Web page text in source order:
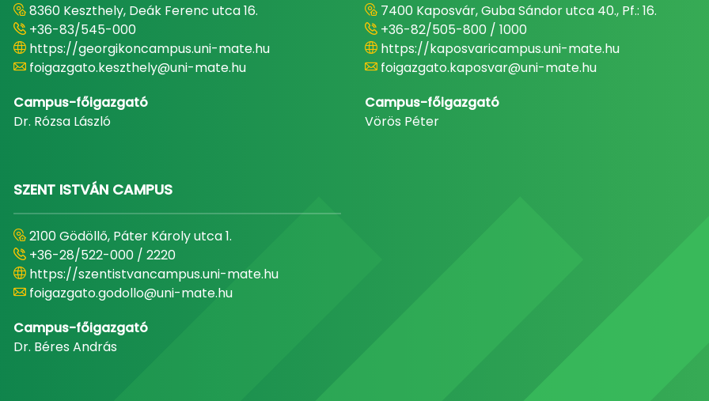
8360 Keszthely, Deák Ferenc utca 16.
+36-83/545-000
https://georgikoncampus.uni-mate.hu
foigazgato.keszthely@uni-mate.hu
Campus-főigazgató
Dr. Rózsa László
7400 Kaposvár, Guba Sándor utca 40., Pf.: 16.
+36-82/505-800 / 1000
https://kaposvaricampus.uni-mate.hu
foigazgato.kaposvar@uni-mate.hu
Campus-főigazgató
Vörös Péter
SZENT ISTVÁN CAMPUS
2100 Gödöllő, Páter Károly utca 1.
+36-28/522-000 / 2220
https://szentistvancampus.uni-mate.hu
foigazgato.godollo@uni-mate.hu
Campus-főigazgató
Dr. Béres András